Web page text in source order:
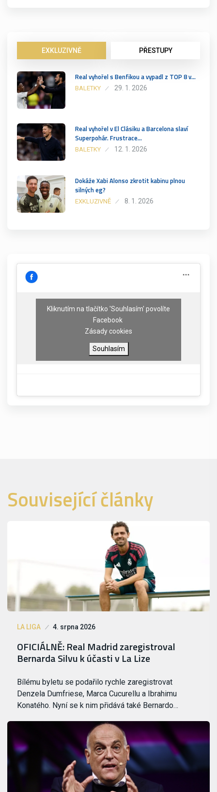
EXKLUZIVNĚ PŘESTUPY
Real vyhořel s Benfikou a vypadl z TOP 8 v…
BALETKY 29. 1. 2026
Real vyhořel v El Clásiku a Barcelona slaví
Superpohár. Frustrace…
BALETKY 12. 1. 2026
Dokáže Xabi Alonso zkrotit kabinu plnou
silných eg?
EXKLUZIVNĚ 8. 1. 2026
Kliknutím na tlačítko 'Souhlasím' povolíte
Facebook
Zásady cookies
Souhlasím
Související články
LA LIGA 4. srpna 2026
OFICIÁLNĚ: Real Madrid zaregistroval
Bernarda Silvu k účasti v La Lize
Bílému byletu se podařilo rychle zaregistrovat
Denzela Dumfriese, Marca Cucurellu a Ibrahimu
Konatého. Nyní se k nim přidává také Bernardo…